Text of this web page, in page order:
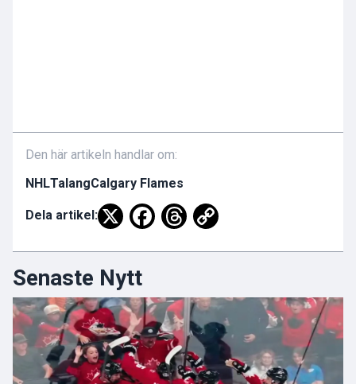
Den här artikeln handlar om:
NHLTalangCalgary Flames
Dela artikel:
Senaste Nytt